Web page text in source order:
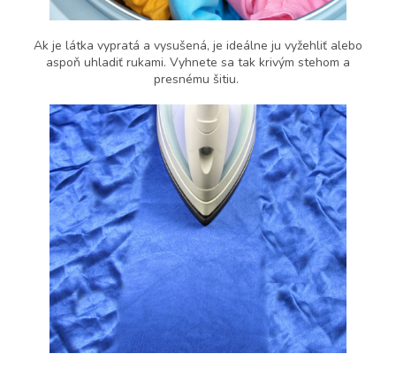
Ak je látka vypratá a vysušená, je ideálne ju vyžehliť alebo
aspoň uhladiť rukami. Vyhnete sa tak krivým stehom a
presnému šitiu.